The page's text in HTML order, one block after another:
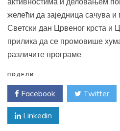
желећи да заједница сачува
Светски дан Црвеног крста и
прилика да се промовише
различите програме.
ПОДЕЛИ
Facebook Twitter
Linkedin